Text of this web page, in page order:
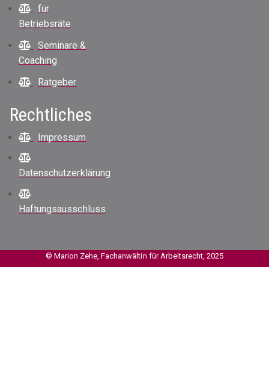
für
Betriebsräte
Seminare &
Coaching
Ratgeber
Rechtliches
Impressum
Datenschutzerklärung
Haftungsausschluss
© Marion Zehe, Fachanwältin für Arbeitsrecht, 2025